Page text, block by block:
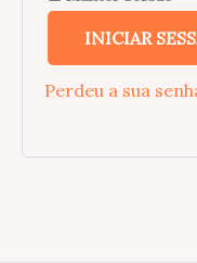
INICIAR
Perdeu a sua